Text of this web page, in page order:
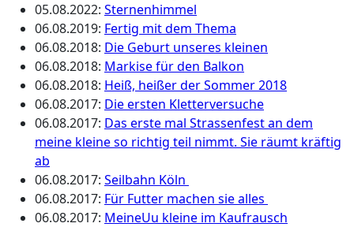
05.08.2022: Sternenhimmel
06.08.2019: Fertig mit dem Thema
06.08.2018: Die Geburt unseres kleinen
06.08.2018: Markise für den Balkon
06.08.2018: Heiß, heißer der Sommer 2018
06.08.2017: Die ersten Kletterversuche
06.08.2017: Das erste mal Strassenfest an dem
meine kleine so richtig teil nimmt. Sie räumt kräftig
ab
06.08.2017: Seilbahn Köln
06.08.2017: Für Futter machen sie alles
06.08.2017: MeineUu kleine im Kaufrausch